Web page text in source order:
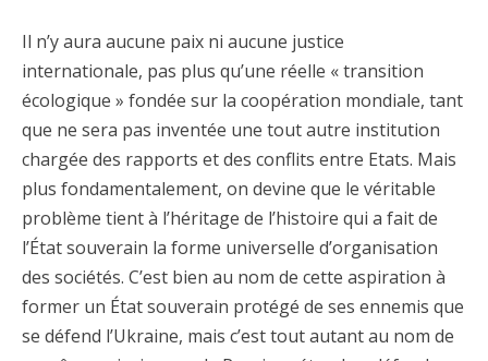
Il n’y aura aucune paix ni aucune justice
internationale, pas plus qu’une réelle « transition
écologique » fondée sur la coopération mondiale, tant
que ne sera pas inventée une tout autre institution
chargée des rapports et des conflits entre Etats. Mais
plus fondamentalement, on devine que le véritable
problème tient à l’héritage de l’histoire qui a fait de
l’État souverain la forme universelle d’organisation
des sociétés. C’est bien au nom de cette aspiration à
former un État souverain protégé de ses ennemis que
se défend l’Ukraine, mais c’est tout autant au nom de